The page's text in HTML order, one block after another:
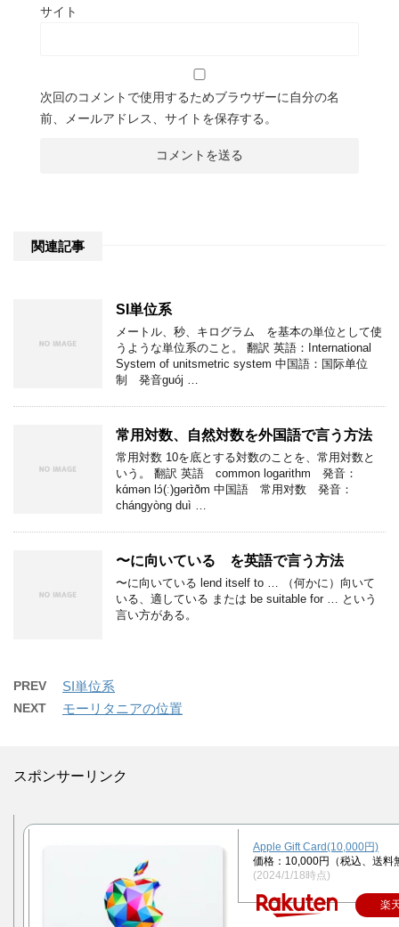
サイト
次回のコメントで使用するためブラウザーに自分の名
前、メールアドレス、サイトを保存する。
関連記事
SI単位系
メートル、秒、キログラム を基本の単位として使
うような単位系のこと。 翻訳 英語：International
System of unitsmetric system 中国語：国际单位
制 発音guój …
常用対数、自然対数を外国語で言う方法
常用対数 10を底とする対数のことを、常用対数と
いう。 翻訳 英語 common logarithm 発音：
kɑ́mən lɔ́(ː)gərɪ̀ðm 中国語 常用对数 発音：
chángyòng duì …
〜に向いている を英語で言う方法
〜に向いている lend itself to … （何かに）向いて
いる、適している または be suitable for … という
言い方がある。
PREV SI単位系
NEXT モーリタニアの位置
スポンサーリンク
Apple Gift Card(10,000円)
価格：10,000円（税込、送料
(2024/1/18時点)
楽